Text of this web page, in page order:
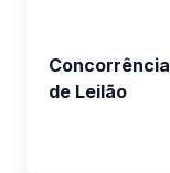
Concorrência
de Leilão